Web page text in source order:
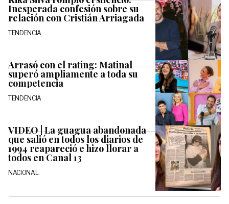
Inesperada confesión sobre su
relación con Cristián Arriagada
TENDENCIA
Arrasó con el rating: Matinal
superó ampliamente a toda su
competencia
TENDENCIA
VIDEO | La guagua abandonada
que salió en todos los diarios de
1994 reapareció e hizo llorar a
todos en Canal 13
NACIONAL